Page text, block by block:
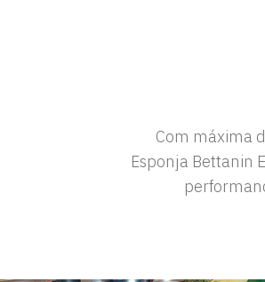
Com máxima
Esponja Bettanin
Trazendo um
mundo ama, a
perfeita